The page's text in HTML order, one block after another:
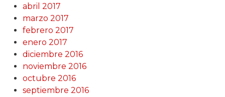
abril 2017
marzo 2017
febrero 2017
enero 2017
diciembre 2016
noviembre 2016
octubre 2016
septiembre 2016